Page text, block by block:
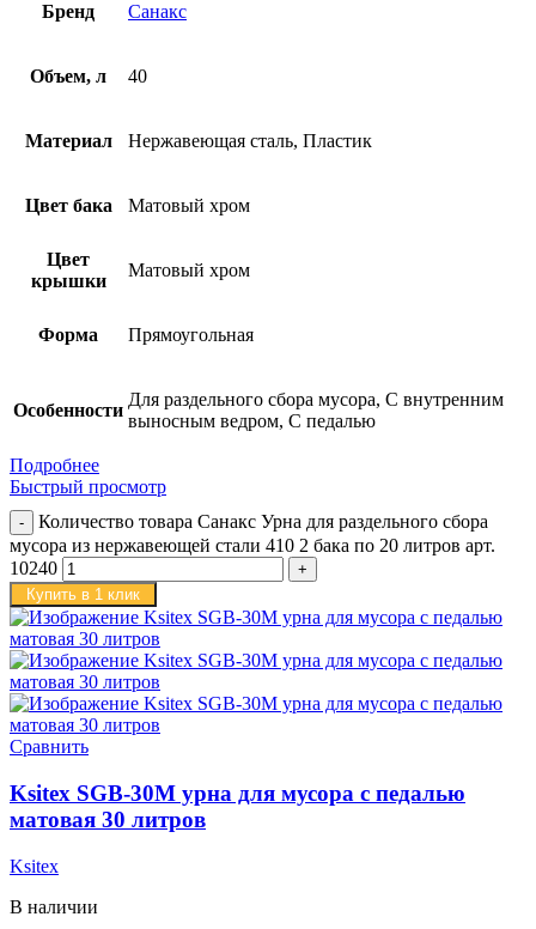
Бренд Санакс
Объем, л 40
Материал Нержавеющая сталь, Пластик
Цвет бака Матовый хром
Цвет
крышки
Матовый хром
Форма Прямоугольная
Особенности
Для раздельного сбора мусора, С внутренним
выносным ведром, С педалью
Подробнее
Быстрый просмотр
Количество товара Санакс Урна для раздельного сбора
мусора из нержавеющей стали 410 2 бака по 20 литров арт.
10240
Купить в 1 клик
Сравнить
Ksitex SGB-30M урна для мусора с педалью
матовая 30 литров
Ksitex
В наличии